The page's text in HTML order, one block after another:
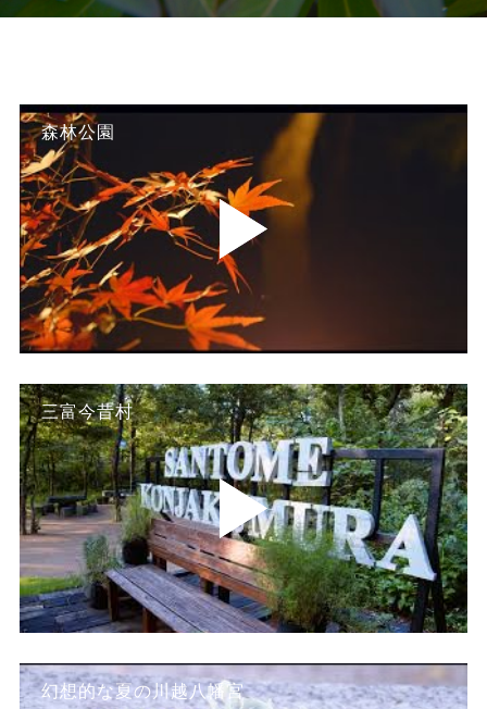
森林公園
三富今昔村
幻想的な夏の川越八幡宮